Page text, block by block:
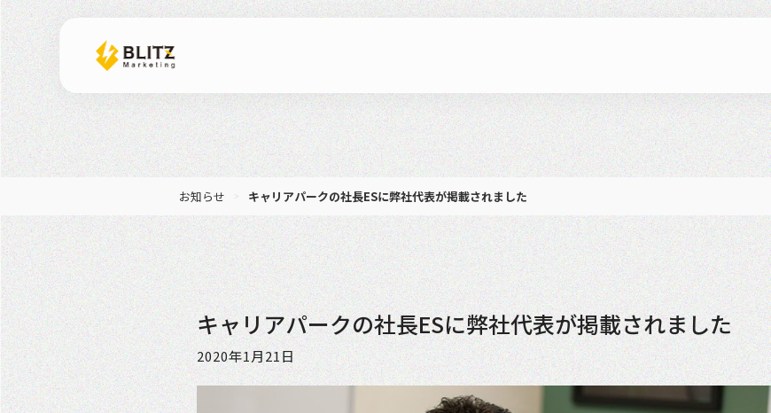
お知らせ キャリアパークの社長ESに弊社代表が掲載されました
キャリアパークの社長ESに弊社代表が掲載されました
2020年1月21日